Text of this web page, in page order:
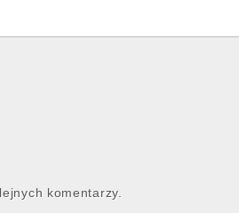
komentarzy.